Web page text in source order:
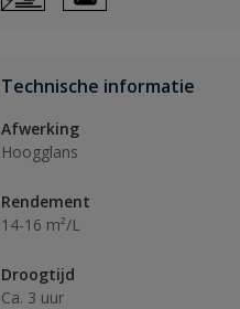
Technische informatie
Afwerking
Hoogglans
Rendement
14-16 m²/L
Droogtijd
Ca. 3 uur